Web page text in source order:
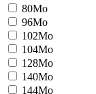
80Mo
96Mo
102Mo
104Mo
128Mo
140Mo
144Mo